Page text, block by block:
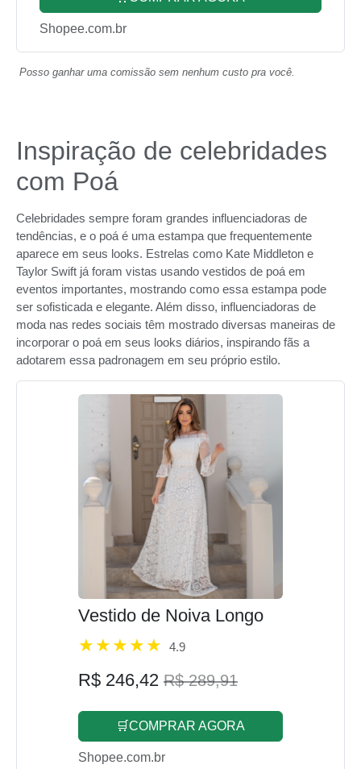
Shopee.com.br
Posso ganhar uma comissão sem nenhum custo pra você.
Inspiração de celebridades
com Poá
Celebridades sempre foram grandes influenciadoras de
tendências, e o poá é uma estampa que frequentemente
aparece em seus looks. Estrelas como Kate Middleton e
Taylor Swift já foram vistas usando vestidos de poá em
eventos importantes, mostrando como essa estampa pode
ser sofisticada e elegante. Além disso, influenciadoras de
moda nas redes sociais têm mostrado diversas maneiras de
incorporar o poá em seus looks diários, inspirando fãs a
adotarem essa padronagem em seu próprio estilo.
Vestido de Noiva Longo
4.9
R$ 246,42 R$ 289,91
🛒COMPRAR AGORA
Shopee.com.br